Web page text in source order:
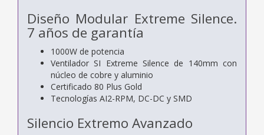
Diseño Modular Extreme Silence.
7 años de garantía
1000W de potencia
Ventilador SI Extreme Silence de 140mm con
núcleo de cobre y aluminio
Certificado 80 Plus Gold
Tecnologías AI2-RPM, DC-DC y SMD
Silencio Extremo Avanzado